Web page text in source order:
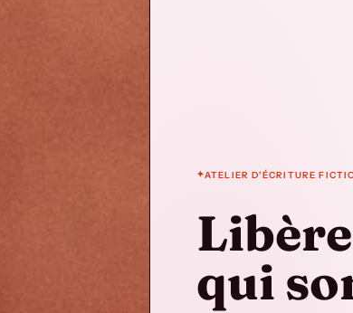
ATELIER D'ÉCRITURE
qui